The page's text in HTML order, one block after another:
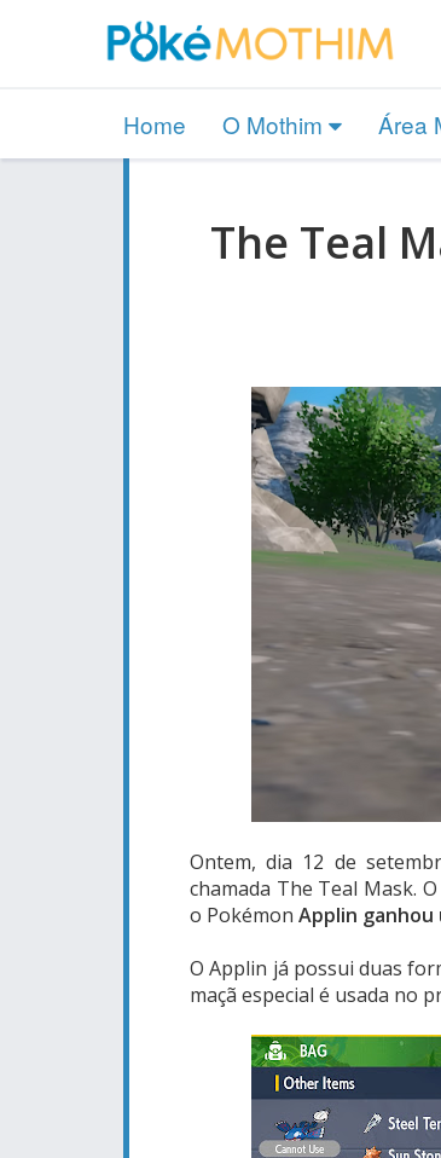
Home O Mothim Área
The Teal
Ontem, dia 12 de
chamada The Teal Mask.
o Pokémon Applin ganhou
O Applin já possui duas
maçã especial é usada no